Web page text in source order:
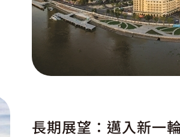
長期展望：邁入新一